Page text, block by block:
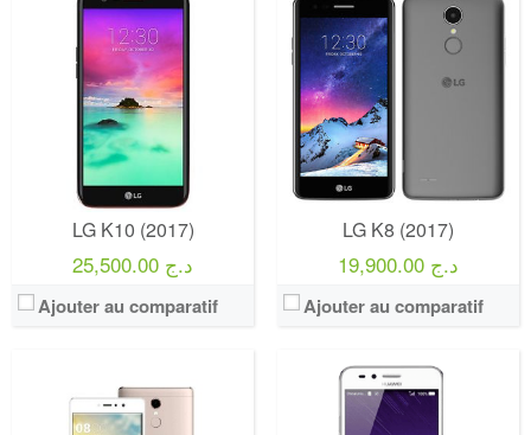
LG K10 (2017)
25,500.00 د.ج
Ajouter au comparatif
LG K8 (2017)
19,900.00 د.ج
Ajouter au comparatif